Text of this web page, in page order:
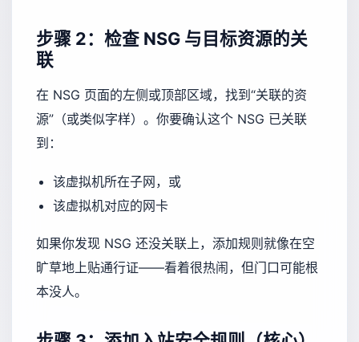
步骤 2：检查 NSG 与目标资源的关
联
在 NSG 页面的左侧或顶部区域，找到“关联的资
源”（或类似字样）。你要确认这个 NSG 已关联
到：
该虚拟机所在子网，或
该虚拟机对应的网卡
如果你发现 NSG 还没关联上，添加规则就像在空
旷草地上贴通行证——看着很热闹，但门口可能根
本没人。